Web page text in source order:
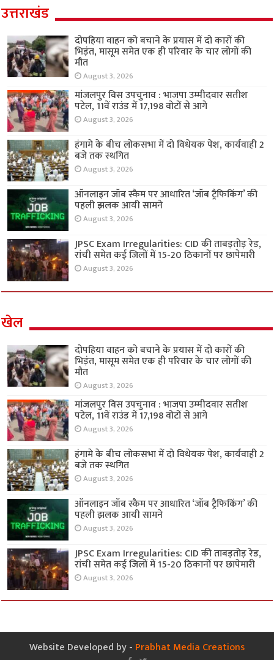
उत्तराखंड
दोपहिया वाहन को बचाने के प्रयास में दो कारों की
भिड़ंत, मासूम समेत एक ही परिवार के चार लोगों की
मौत
August 3, 2026
मांजलपुर विस उपचुनाव : भाजपा उम्मीदवार सतीश
पटेल, 11वें राउंड में 17,198 वोटों से आगे
August 3, 2026
हंगामे के बीच लोकसभा में दो विधेयक पेश, कार्यवाही 2
बजे तक स्थगित
August 3, 2026
ऑनलाइन जॉब स्कैम पर आधारित ‘जॉब ट्रैफिकिंग’ की
पहली झलक आयी सामने
August 3, 2026
JPSC Exam Irregularities: CID की ताबड़तोड़ रेड,
रांची समेत कई जिलों में 15-20 ठिकानों पर छापेमारी
August 3, 2026
खेल
दोपहिया वाहन को बचाने के प्रयास में दो कारों की
भिड़ंत, मासूम समेत एक ही परिवार के चार लोगों की
मौत
August 3, 2026
मांजलपुर विस उपचुनाव : भाजपा उम्मीदवार सतीश
पटेल, 11वें राउंड में 17,198 वोटों से आगे
August 3, 2026
हंगामे के बीच लोकसभा में दो विधेयक पेश, कार्यवाही 2
बजे तक स्थगित
August 3, 2026
ऑनलाइन जॉब स्कैम पर आधारित ‘जॉब ट्रैफिकिंग’ की
पहली झलक आयी सामने
August 3, 2026
JPSC Exam Irregularities: CID की ताबड़तोड़ रेड,
रांची समेत कई जिलों में 15-20 ठिकानों पर छापेमारी
August 3, 2026
Website Developed by - Prabhat Media Creations